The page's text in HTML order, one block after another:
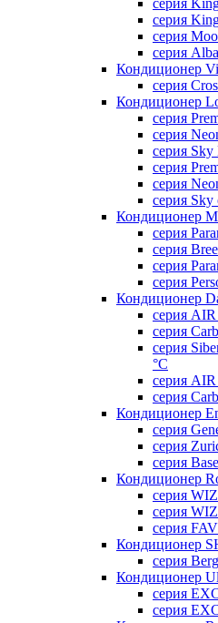
серия
серия
серия
серия
Кондиционер
серия
Кондиционер
серия
серия
серия
серия
серия
серия
Кондиционер
серия
серия
серия
серия
Кондиционер
серия
серия
серия
°С
серия
серия
Кондиционер
серия
серия
серия
Кондиционер
серия
серия
серия
Кондиционер
серия Berg
Кондиционер
серия
серия